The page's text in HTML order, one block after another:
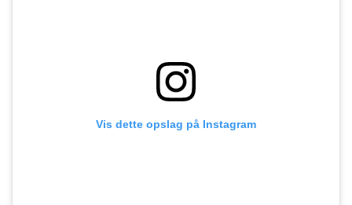
Vis dette opslag på Instagram